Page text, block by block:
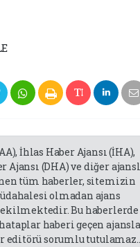
İhlas Haber Ajansı (İHA),
Ajansı (DHA) ve diğer
tüm haberler, sitemizin
olmadan ajans
Bu haberlerde
haberi geçen
sorumlu